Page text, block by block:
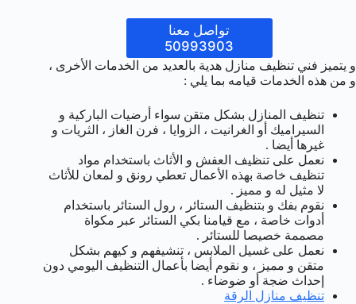
تواصل معنا
50993903
و يتميز فني تنظيف منازل هدية بالعديد من الخدمات الأخرى ،
و من هذه الخدمات قيامه بما يلي :
تنظيف المنازل بشكل متقن سواء أرضيات الباركية و
السيراميك أو الغرانيت ، الزوايا ، فرن الغاز ، الثريات و
غيرها أيضا .
نعمل على تنظيف العفش و الأثاث باستخدام مواد
تنظيف خاصة بهذه الأعمال تعطي رونق و لمعان للأثاث
لا مثيل له و مميز .
نقوم بفك و بتنظيف الستائر ، رول الستائر باستخدام
أدوات خاصة ، مع قيامنا بكي الستائر عبر مكواة
مصممة خصيصا للستائر .
نعمل على غسيل الملابس ، تنشيفهم و كيهم بشكل
متقن و مميز ، و نقوم أيضا بأعمال التنظيف اليومي دون
إحداث ضجة أو ضوضاء .
تنظيف منازل الرقة